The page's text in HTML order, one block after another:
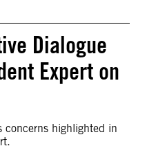
Dialogue
Expert on
concerns highlighted in